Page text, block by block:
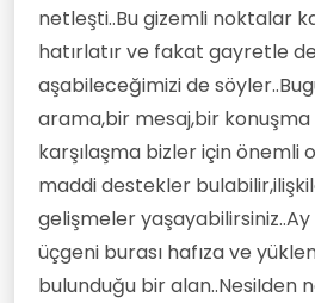
netleşti..Bu gizemli noktalar
hatırlatır ve fakat gayretle
aşabileceğimizi de
arama,bir mesaj,bir
karşılaşma bizler için önemli
maddi destekler
gelişmeler
üçgeni burası hafıza ve
bulunduğu bir alan..NesiIden